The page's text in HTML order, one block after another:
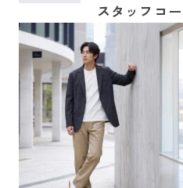
スタッフコ